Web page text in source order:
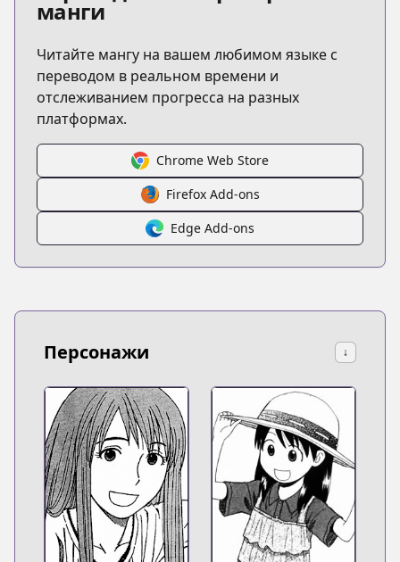
манги
Читайте мангу на вашем любимом языке с
переводом в реальном времени и
отслеживанием прогресса на разных
платформах.
Chrome Web Store
Firefox Add-ons
Edge Add-ons
Персонажи ↓